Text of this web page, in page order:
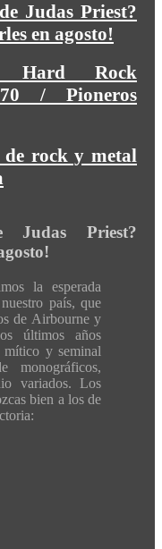
Judas Priest?
en agosto!
Hard Rock
/ Pioneros
de rock y metal
Judas Priest?
la esperada
país, que
de Airbourne y
últimos años
mítico y seminal
monográficos,
variados. Los
bien a los de